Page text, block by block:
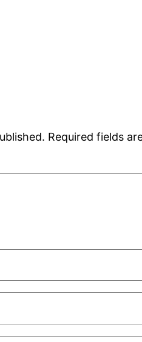
Required fields